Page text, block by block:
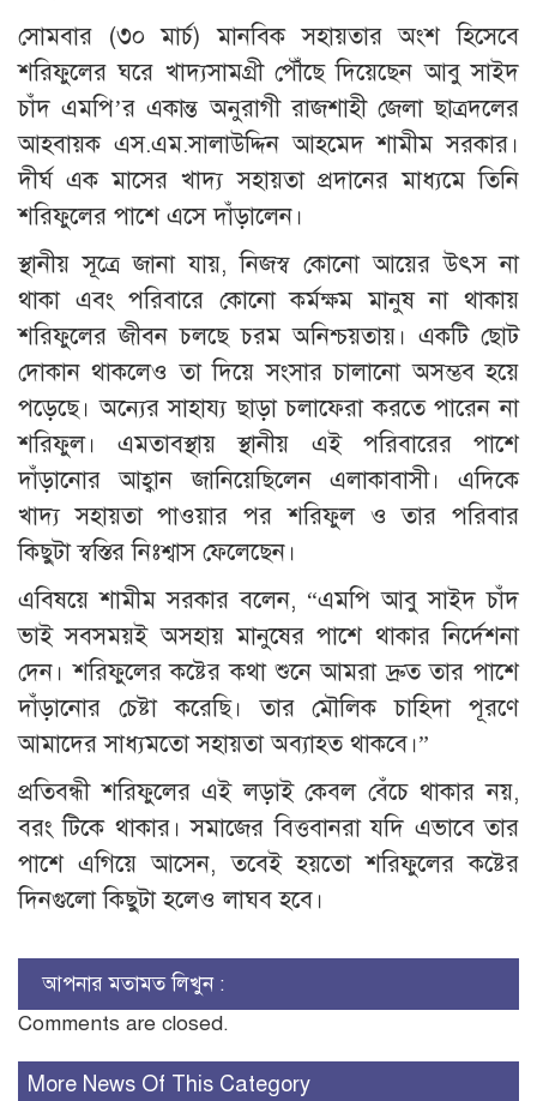
সোমবার (৩০ মার্চ) মানবিক সহায়তার অংশ হিসেবে
শরিফুলের ঘরে খাদ্যসামগ্রী পৌঁছে দিয়েছেন আবু সাইদ
চাঁদ এমপি’র একান্ত অনুরাগী রাজশাহী জেলা ছাত্রদলের
আহবায়ক এস.এম.সালাউদ্দিন আহমেদ শামীম সরকার।
দীর্ঘ এক মাসের খাদ্য সহায়তা প্রদানের মাধ্যমে তিনি
শরিফুলের পাশে এসে দাঁড়ালেন।
স্থানীয় সূত্রে জানা যায়, নিজস্ব কোনো আয়ের উৎস না
থাকা এবং পরিবারে কোনো কর্মক্ষম মানুষ না থাকায়
শরিফুলের জীবন চলছে চরম অনিশ্চয়তায়। একটি ছোট
দোকান থাকলেও তা দিয়ে সংসার চালানো অসম্ভব হয়ে
পড়েছে। অন্যের সাহায্য ছাড়া চলাফেরা করতে পারেন না
শরিফুল। এমতাবস্থায় স্থানীয় এই পরিবারের পাশে
দাঁড়ানোর আহ্বান জানিয়েছিলেন এলাকাবাসী। এদিকে
খাদ্য সহায়তা পাওয়ার পর শরিফুল ও তার পরিবার
কিছুটা স্বস্তির নিঃশ্বাস ফেলেছেন।
এবিষয়ে শামীম সরকার বলেন, “এমপি আবু সাইদ চাঁদ
ভাই সবসময়ই অসহায় মানুষের পাশে থাকার নির্দেশনা
দেন। শরিফুলের কষ্টের কথা শুনে আমরা দ্রুত তার পাশে
দাঁড়ানোর চেষ্টা করেছি। তার মৌলিক চাহিদা পূরণে
আমাদের সাধ্যমতো সহায়তা অব্যাহত থাকবে।”
প্রতিবন্ধী শরিফুলের এই লড়াই কেবল বেঁচে থাকার নয়,
বরং টিকে থাকার। সমাজের বিত্তবানরা যদি এভাবে তার
পাশে এগিয়ে আসেন, তবেই হয়তো শরিফুলের কষ্টের
দিনগুলো কিছুটা হলেও লাঘব হবে।
আপনার মতামত লিখুন :
Comments are closed.
More News Of This Category